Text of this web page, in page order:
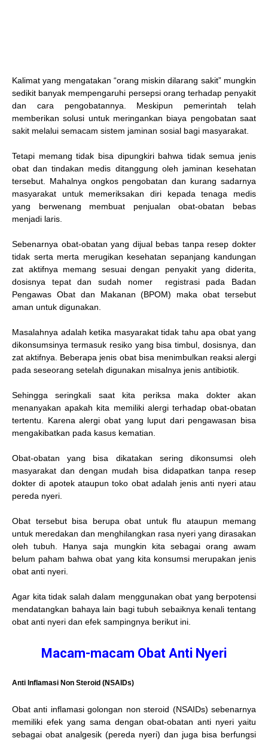
Kalimat yang mengatakan “orang miskin dilarang sakit” mungkin
sedikit banyak mempengaruhi persepsi orang terhadap penyakit
dan cara pengobatannya. Meskipun pemerintah telah
memberikan solusi untuk meringankan biaya pengobatan saat
sakit melalui semacam sistem jaminan sosial bagi masyarakat.
Tetapi memang tidak bisa dipungkiri bahwa tidak semua jenis
obat dan tindakan medis ditanggung oleh jaminan kesehatan
tersebut. Mahalnya ongkos pengobatan dan kurang sadarnya
masyarakat untuk memeriksakan diri kepada tenaga medis
yang berwenang membuat penjualan obat-obatan bebas
menjadi laris.
Sebenarnya obat-obatan yang dijual bebas tanpa resep dokter
tidak serta merta merugikan kesehatan sepanjang kandungan
zat aktifnya memang sesuai dengan penyakit yang diderita,
dosisnya tepat dan sudah nomer registrasi pada Badan
Pengawas Obat dan Makanan (BPOM) maka obat tersebut
aman untuk digunakan.
Masalahnya adalah ketika masyarakat tidak tahu apa obat yang
dikonsumsinya termasuk resiko yang bisa timbul, dosisnya, dan
zat aktifnya. Beberapa jenis obat bisa menimbulkan reaksi alergi
pada seseorang setelah digunakan misalnya jenis antibiotik.
Sehingga seringkali saat kita periksa maka dokter akan
menanyakan apakah kita memiliki alergi terhadap obat-obatan
tertentu. Karena alergi obat yang luput dari pengawasan bisa
mengakibatkan pada kasus kematian.
Obat-obatan yang bisa dikatakan sering dikonsumsi oleh
masyarakat dan dengan mudah bisa didapatkan tanpa resep
dokter di apotek ataupun toko obat adalah jenis anti nyeri atau
pereda nyeri.
Obat tersebut bisa berupa obat untuk flu ataupun memang
untuk meredakan dan menghilangkan rasa nyeri yang dirasakan
oleh tubuh. Hanya saja mungkin kita sebagai orang awam
belum paham bahwa obat yang kita konsumsi merupakan jenis
obat anti nyeri.
Agar kita tidak salah dalam menggunakan obat yang berpotensi
mendatangkan bahaya lain bagi tubuh sebaiknya kenali tentang
obat anti nyeri dan efek sampingnya berikut ini.
Macam-macam Obat Anti Nyeri
Anti Inflamasi Non Steroid (NSAIDs)
Obat anti inflamasi golongan non steroid (NSAIDs) sebenarnya
memiliki efek yang sama dengan obat-obatan anti nyeri yaitu
sebagai obat analgesik (pereda nyeri) dan juga bisa berfungsi